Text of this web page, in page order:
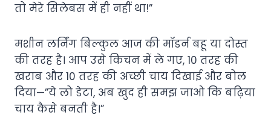
तो मेरे सिलेबस में ही नहीं था!”
मशीन लर्निंग बिल्कुल आज की मॉडर्न बहू या दोस्त
की तरह है। आप उसे किचन में ले गए, 10 तरह की
खराब और 10 तरह की अच्छी चाय दिखाई और बोल
दिया—”ये लो डेटा, अब खुद ही समझ जाओ कि बढ़िया
चाय कैसे बनती है।”